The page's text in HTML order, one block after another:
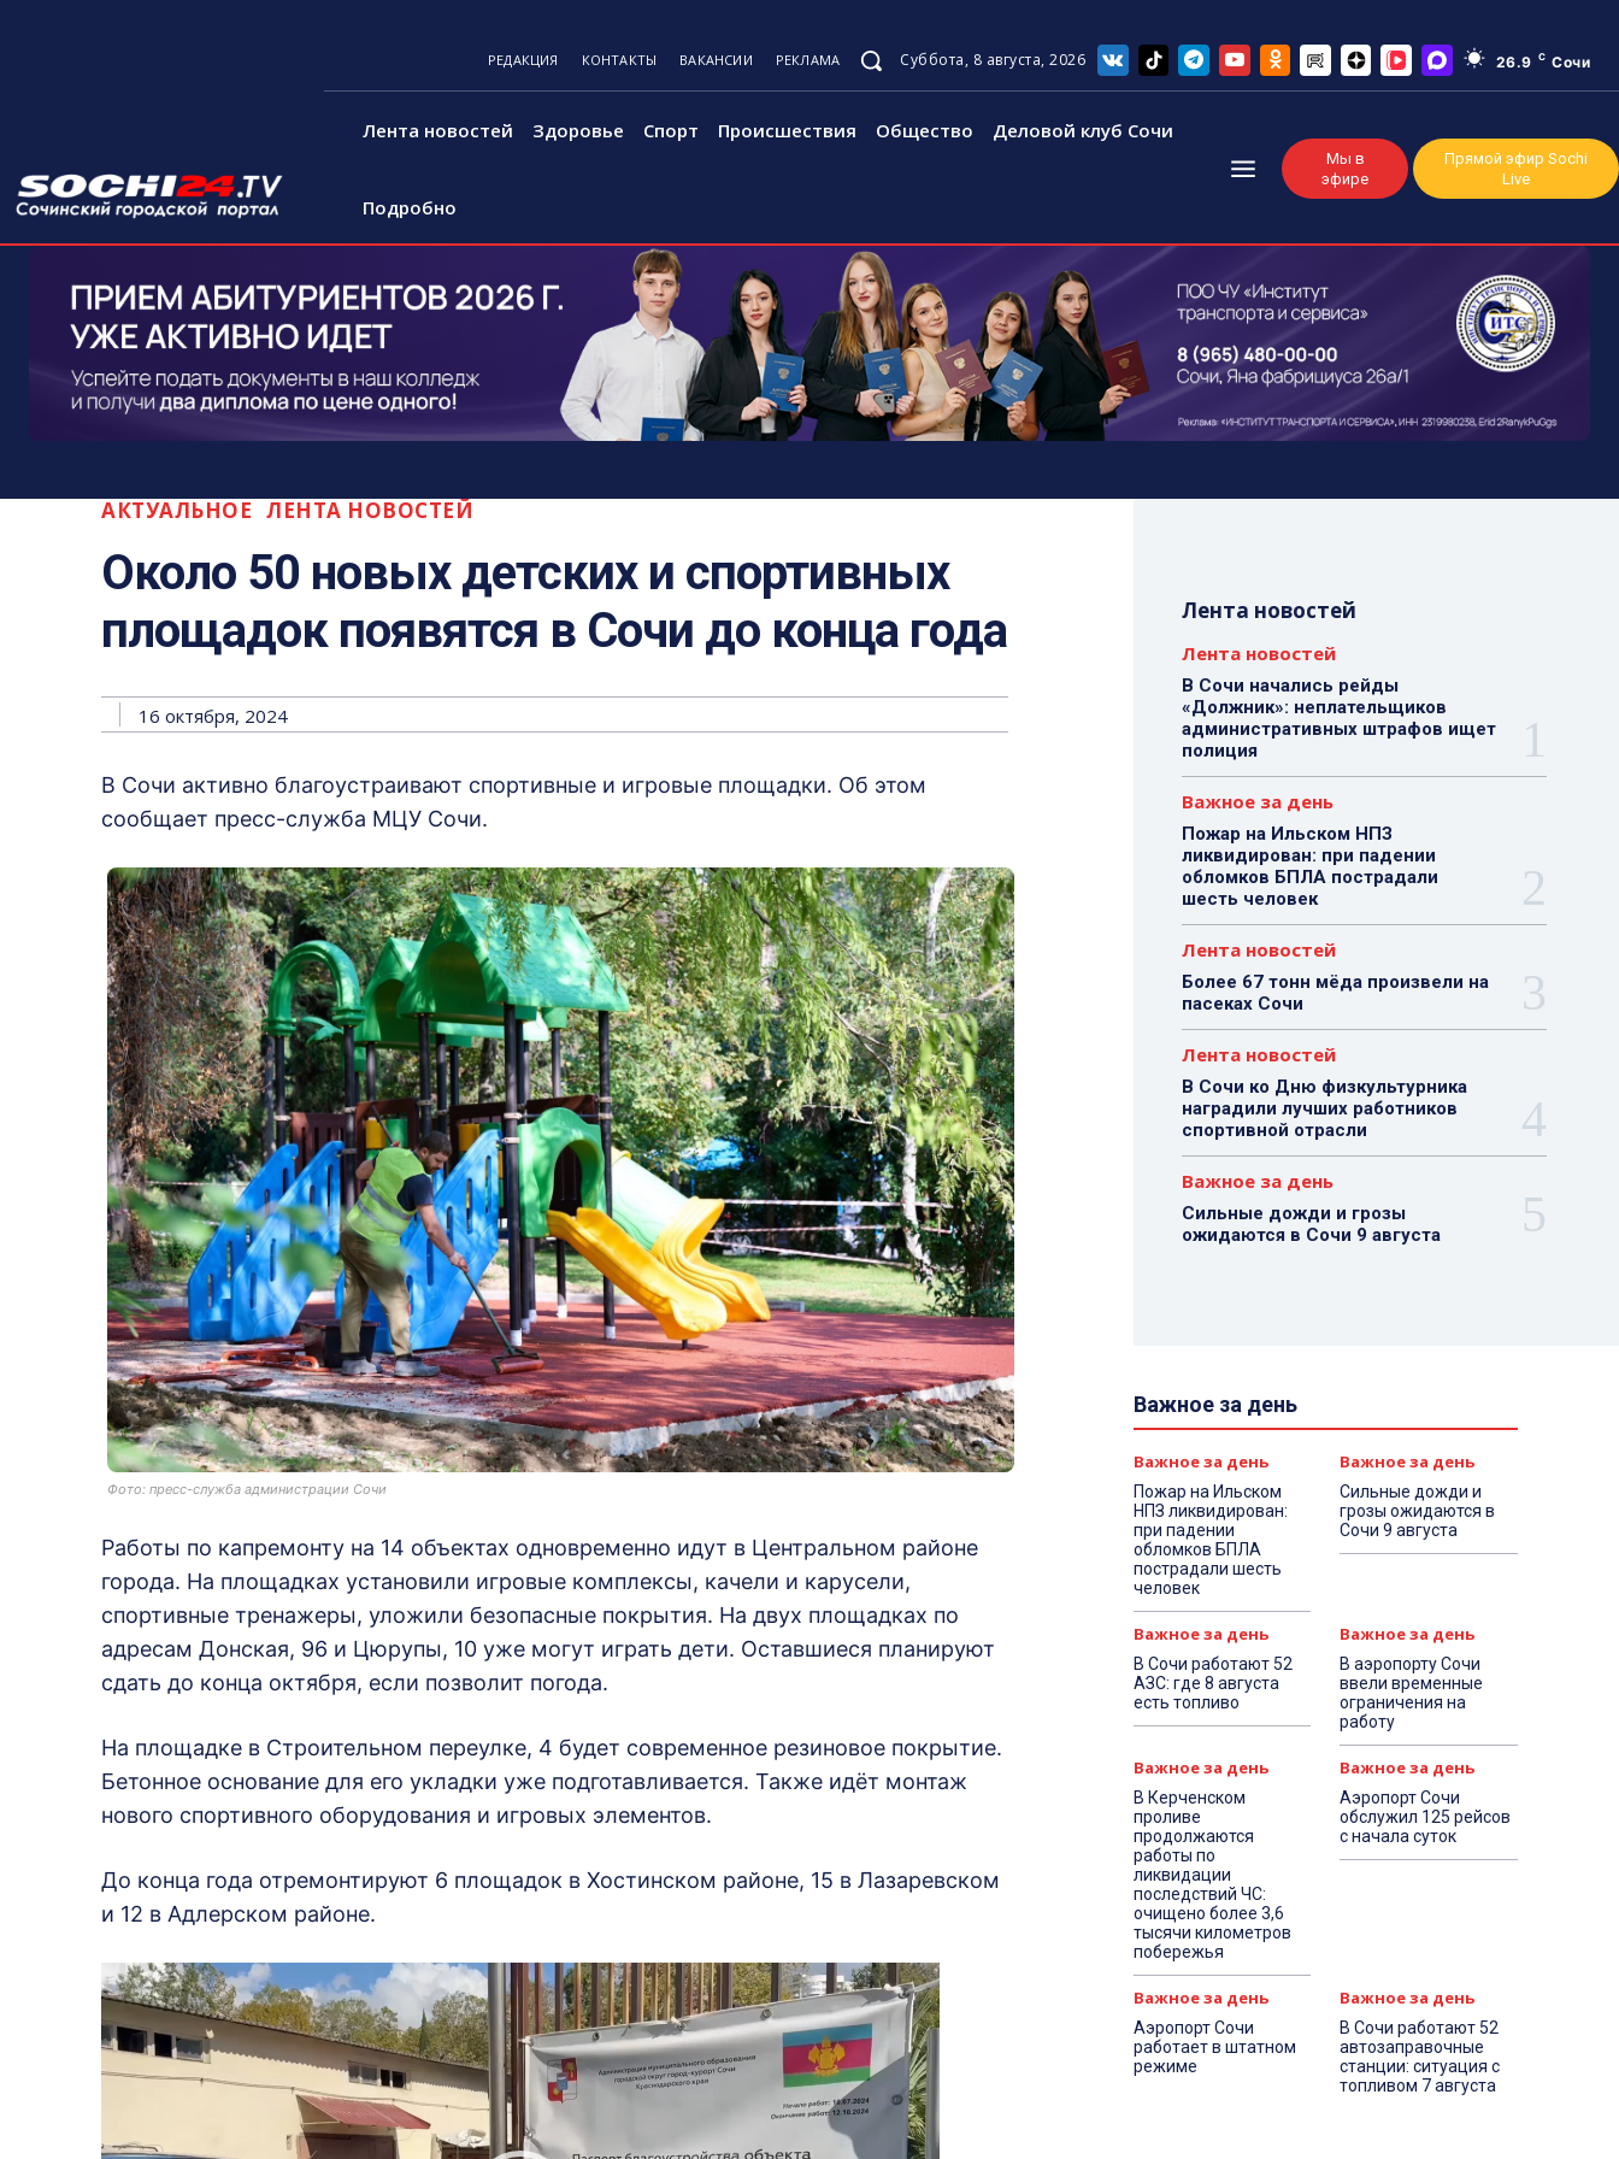
РЕДАКЦИЯ КОНТАКТЫ ВАКАНСИИ РЕКЛАМА Суббота, 8 августа, 2026 26.9 C Сочи
Лента новостей Здоровье Спорт Происшествия Общество Деловой клуб Сочи
Подробно
Мы в
эфире
Прямой эфир Sochi
Live
АКТУАЛЬНОЕ ЛЕНТА НОВОСТЕЙ
Около 50 новых детских и спортивных
площадок появятся в Сочи до конца года
16 октября, 2024
В Сочи активно благоустраивают спортивные и игровые площадки. Об этом
сообщает пресс-служба МЦУ Сочи.
Фото: пресс-служба администрации Сочи
Работы по капремонту на 14 объектах одновременно идут в Центральном районе
города. На площадках установили игровые комплексы, качели и карусели,
спортивные тренажеры, уложили безопасные покрытия. На двух площадках по
адресам Донская, 96 и Цюрупы, 10 уже могут играть дети. Оставшиеся планируют
сдать до конца октября, если позволит погода.
На площадке в Строительном переулке, 4 будет современное резиновое покрытие.
Бетонное основание для его укладки уже подготавливается. Также идёт монтаж
нового спортивного оборудования и игровых элементов.
До конца года отремонтируют 6 площадок в Хостинском районе, 15 в Лазаревском
и 12 в Адлерском районе.
В
д
е
п
Лента новостей
Лента новостей
В Сочи начались рейды
«Должник»: неплательщиков
административных штрафов ищет
полиция
Важное за день
Пожар на Ильском НПЗ
ликвидирован: при падении
обломков БПЛА пострадали
шесть человек
Лента новостей
Более 67 тонн мёда произвели на
пасеках Сочи
Лента новостей
В Сочи ко Дню физкультурника
наградили лучших работников
спортивной отрасли
Важное за день
Сильные дожди и грозы
ожидаются в Сочи 9 августа
Важное за день
Важное за день
Пожар на Ильском
НПЗ ликвидирован:
при падении
обломков БПЛА
пострадали шесть
человек
Важное за день
Сильные дожди и
грозы ожидаются в
Сочи 9 августа
Важное за день
В Сочи работают 52
АЗС: где 8 августа
есть топливо
Важное за день
В аэропорту Сочи
ввели временные
ограничения на
работу
Важное за день
В Керченском
проливе
продолжаются
работы по
ликвидации
последствий ЧС:
очищено более 3,6
тысячи километров
побережья
Важное за день
Аэропорт Сочи
обслужил 125 рейсов
с начала суток
Важное за день
Аэропорт Сочи
работает в штатном
режиме
Важное за день
В Сочи работают 52
автозаправочные
станции: ситуация с
топливом 7 августа